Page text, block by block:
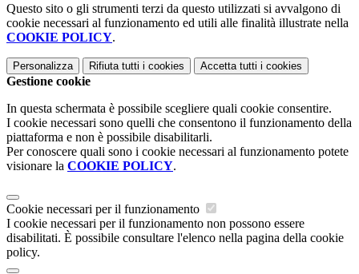
Questo sito o gli strumenti terzi da questo utilizzati si avvalgono di
cookie necessari al funzionamento ed utili alle finalità illustrate nella
COOKIE POLICY.
Personalizza Rifiuta tutti i cookies Accetta tutti i cookies
Gestione cookie
In questa schermata è possibile scegliere quali cookie consentire.
I cookie necessari sono quelli che consentono il funzionamento della
piattaforma e non è possibile disabilitarli.
Per conoscere quali sono i cookie necessari al funzionamento potete
visionare la COOKIE POLICY.
Cookie necessari per il funzionamento
I cookie necessari per il funzionamento non possono essere
disabilitati. È possibile consultare l'elenco nella pagina della cookie
policy.